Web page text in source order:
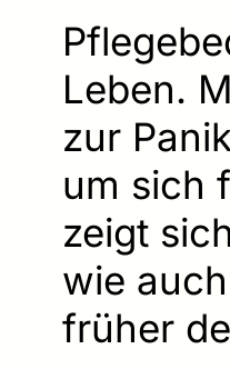
Leben.
zur
um sich
zeigt
wie
früher